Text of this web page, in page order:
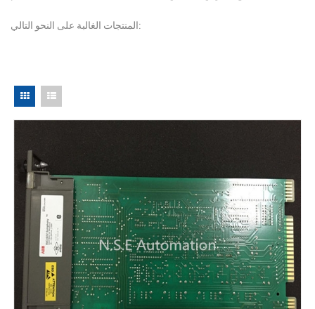
المنتجات الغالبة على النحو التالي: